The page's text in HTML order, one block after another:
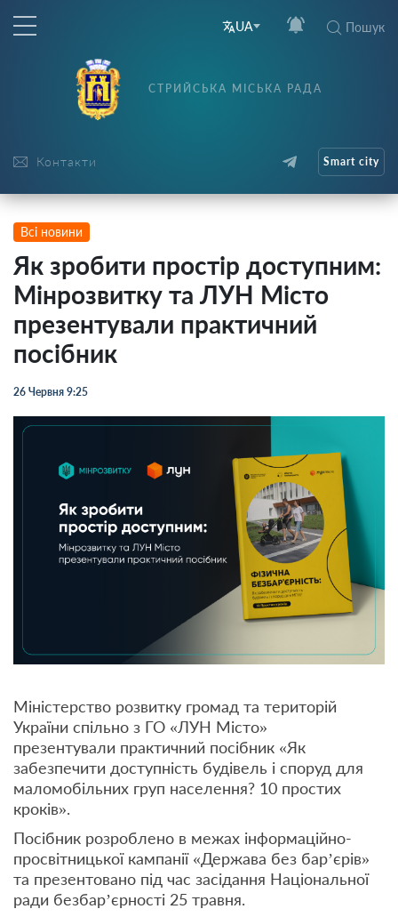
UA Пошук
Контакти
СТРИЙСЬКА МІСЬКА РАДА
Smart city
Всі новини
Як зробити простір доступним:
Мінрозвитку та ЛУН Місто
презентували практичний
посібник
26 Червня 9:25
Міністерство розвитку громад та територій
України спільно з ГО «ЛУН Місто»
презентували практичний посібник «Як
забезпечити доступність будівель і споруд для
маломобільних груп населення? 10 простих
кроків».
Посібник розроблено в межах інформаційно-
просвітницької кампанії «Держава без бар’єрів»
та презентовано під час засідання Національної
ради безбар’єрності 25 травня.